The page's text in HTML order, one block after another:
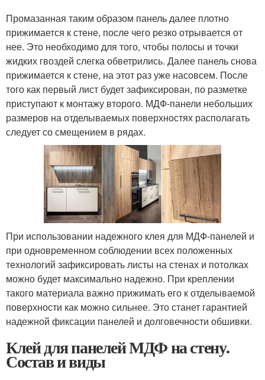
Промазанная таким образом панель далее плотно
прижимается к стене, после чего резко отрывается от
нее. Это необходимо для того, чтобы полосы и точки
жидких гвоздей слегка обветрились. Далее панель снова
прижимается к стене, на этот раз уже насовсем. После
того как первый лист будет зафиксирован, по разметке
приступают к монтажу второго. МДФ-панели небольших
размеров на отделываемых поверхностях располагать
следует со смещением в рядах.
При использовании надежного клея для МДФ-панелей и
при одновременном соблюдении всех положенных
технологий зафиксировать листы на стенах и потолках
можно будет максимально надежно. При креплении
такого материала важно прижимать его к отделываемой
поверхности как можно сильнее. Это станет гарантией
надежной фиксации панелей и долговечности обшивки.
Клей для панелей МДФ на стену.
Состав и виды